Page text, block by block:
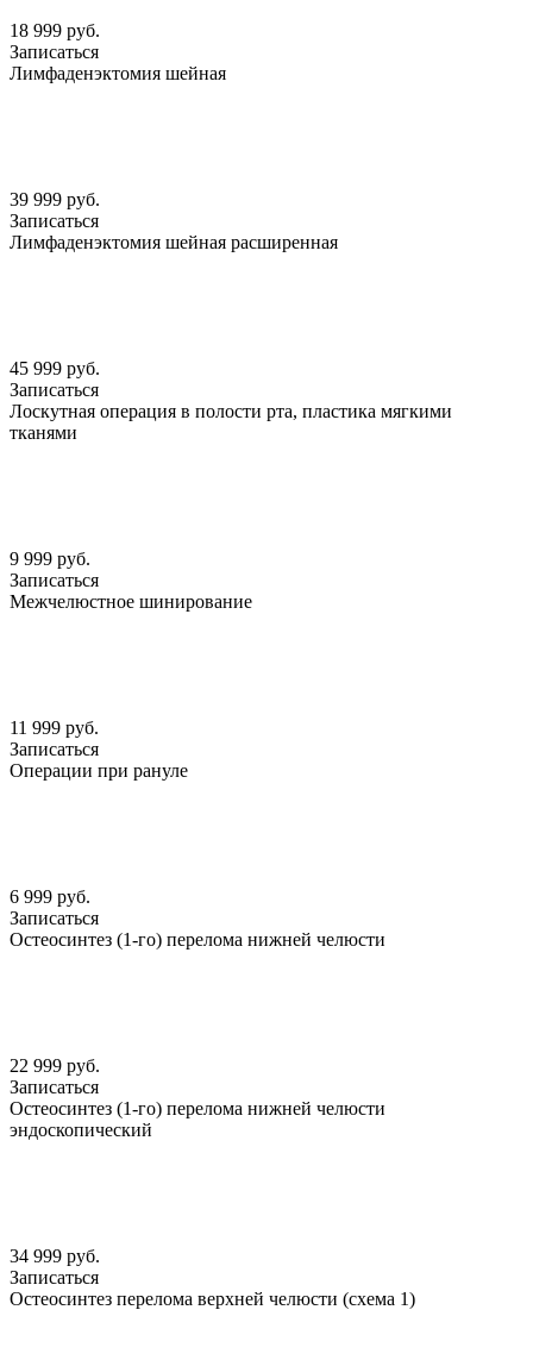
18 999 руб.
Записаться
Лимфаденэктомия шейная
39 999 руб.
Записаться
Лимфаденэктомия шейная расширенная
45 999 руб.
Записаться
Лоскутная операция в полости рта, пластика мягкими
тканями
9 999 руб.
Записаться
Межчелюстное шинирование
11 999 руб.
Записаться
Операции при рануле
6 999 руб.
Записаться
Остеосинтез (1-го) перелома нижней челюсти
22 999 руб.
Записаться
Остеосинтез (1-го) перелома нижней челюсти
эндоскопический
34 999 руб.
Записаться
Остеосинтез перелома верхней челюсти (схема 1)